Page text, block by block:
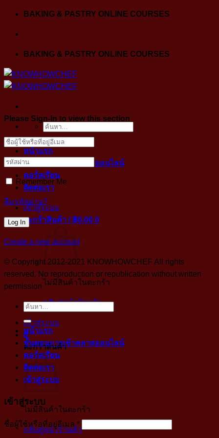
Skip
content
BAKING & PASTRY ONLINE COURSES
BAKING & PASTRY ONLINE COURSES
ค้นหา:
หน้าแรก
ขั้นตอนการเข้าคลาสออนไลน์
คอร์สเรียน
ติดต่อเรา
เข้าสู่ระบบ
ตะกร้าสินค้า / ฿0.00 0
ไม่มีสินค้าในตะกร้า
กลับสู่หน้าร้านค้า
เข้าสู่ระบบ
0
ตะกร้าสินค้า
ไม่มีสินค้าในตะกร้า
กลับสู่หน้าร้านค้า
Please Sign-In to view this section
Remember Me
ลืมรหัสผ่าน?
Create a new account
© Copyright 2012-2021 KNOWHOWCHEF All rights
reserved. No reproduction or republication without written
permission
ค้นหา:
หน้าแรก
ขั้นตอนการเข้าคลาสออนไลน์
คอร์สเรียน
ติดต่อเรา
เข้าสู่ระบบ
เข้าสู่ระบบ
ชื่อผู้ใช้หรือที่อยู่อีเมล*บังคับ
กรอก